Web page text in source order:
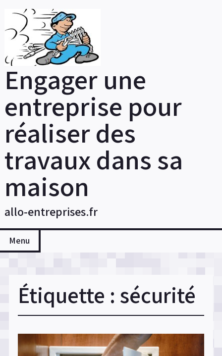
content
Engager une
entreprise pour
réaliser des
travaux dans sa
maison
allo-entreprises.fr
Menu
Étiquette : sécurité